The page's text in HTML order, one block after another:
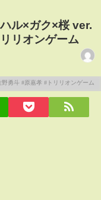
ル×ガク×桜 ver.
リオンゲーム